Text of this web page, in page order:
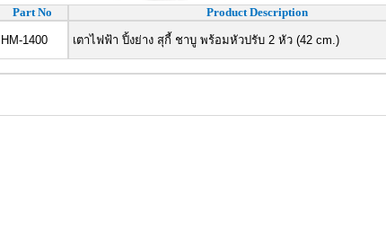
Part No Product Description
HM-1400 เตาไฟฟ้า ปิ้งย่าง สุกี้ ชาบู พร้อมหัวปรับ 2 หัว (42 cm.)